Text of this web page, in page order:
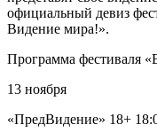
официальный девиз
Видение мира!».
Программа фестиваля
13 ноября
«ПредВидение» 18+